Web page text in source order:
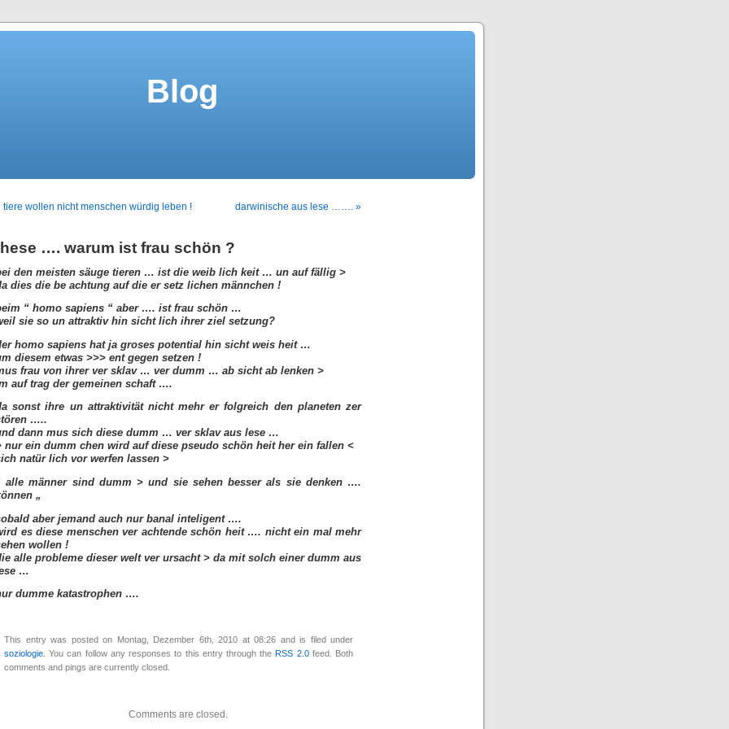
Blog
tiere wollen nicht menschen würdig leben ! darwinische aus lese ……. »
…. warum ist frau schön ?
den meisten säuge tieren … ist die weib lich keit … un auf fällig >
dies die be achtung auf die er setz lichen männchen !
“ homo sapiens “ aber …. ist frau schön …
sie so un attraktiv hin sicht lich ihrer ziel setzung?
homo sapiens hat ja groses potential hin sicht weis heit …
diesem etwas >>> ent gegen setzen !
frau von ihrer ver sklav … ver dumm … ab sicht ab lenken >
auf trag der gemeinen schaft ….
sonst ihre un attraktivität nicht mehr er folgreich den planeten zer
…..
dann mus sich diese dumm … ver sklav aus lese …
nur ein dumm chen wird auf diese pseudo schön heit her ein fallen <
natür lich vor werfen lassen >
alle männer sind dumm > und sie sehen besser als sie denken ….
„
aber jemand auch nur banal inteligent ….
es diese menschen ver achtende schön heit …. nicht ein mal mehr
wollen !
alle probleme dieser welt ver ursacht > da mit solch einer dumm aus
…
dumme katastrophen ….
This entry was posted on Montag, Dezember 6th, 2010 at 08:26 and is filed under
soziologie . You can follow any responses to this entry through theRSS 2.0feed. Both
comments and pings are currently closed.
Comments are closed.